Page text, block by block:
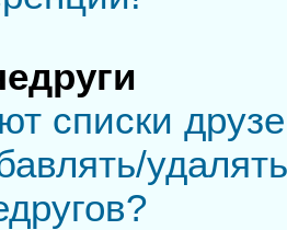
списки